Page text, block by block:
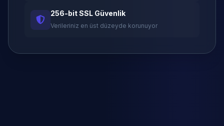
256-bit SSL Güvenlik
Verileriniz en üst düzeyde korunuyor